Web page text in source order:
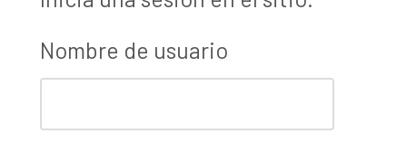
Nombre de usuario